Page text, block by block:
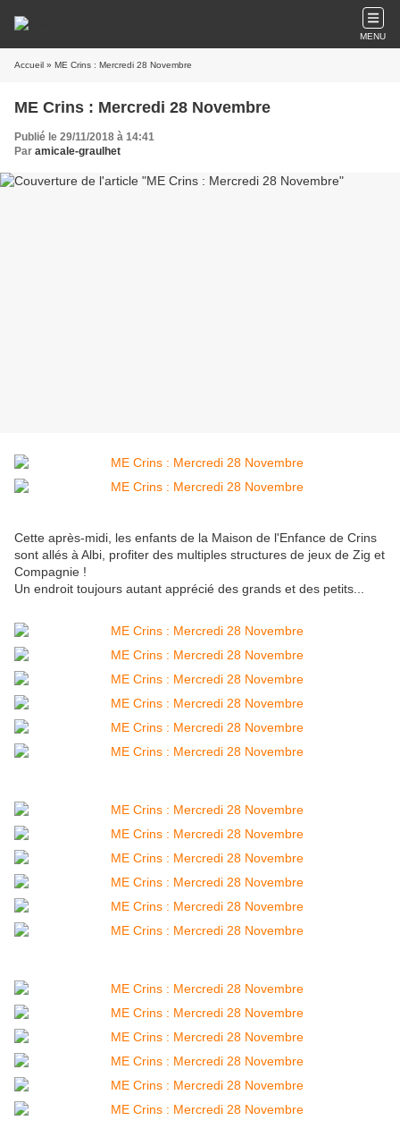
MENU
Accueil » ME Crins : Mercredi 28 Novembre
ME Crins : Mercredi 28 Novembre
Publié le 29/11/2018 à 14:41
Par amicale-graulhet
Cette après-midi, les enfants de la Maison de l'Enfance de Crins
sont allés à Albi, profiter des multiples structures de jeux de Zig et
Compagnie !
Un endroit toujours autant apprécié des grands et des petits...